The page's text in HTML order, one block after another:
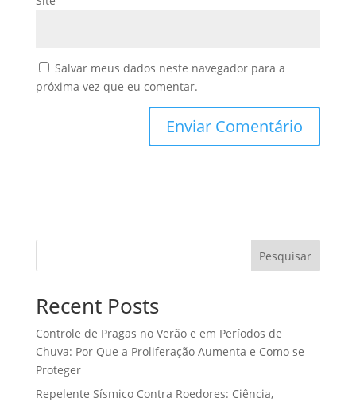
Salvar meus dados neste navegador para a
próxima vez que eu comentar.
Pesquisar
Recent Posts
Controle de Pragas no Verão e em Períodos de
Chuva: Por Que a Proliferação Aumenta e Como se
Proteger
Repelente Sísmico Contra Roedores: Ciência,